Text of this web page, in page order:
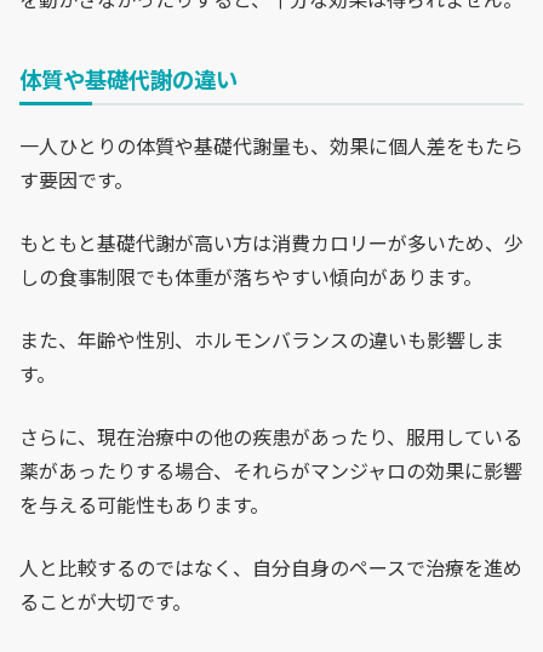
体質や基礎代謝の違い
一人ひとりの体質や基礎代謝量も、効果に個人差をもたら
す要因です。
もともと基礎代謝が高い方は消費カロリーが多いため、少
しの食事制限でも体重が落ちやすい傾向があります。
また、年齢や性別、ホルモンバランスの違いも影響しま
す。
さらに、現在治療中の他の疾患があったり、服用している
薬があったりする場合、それらがマンジャロの効果に影響
を与える可能性もあります。
人と比較するのではなく、自分自身のペースで治療を進め
ることが大切です。